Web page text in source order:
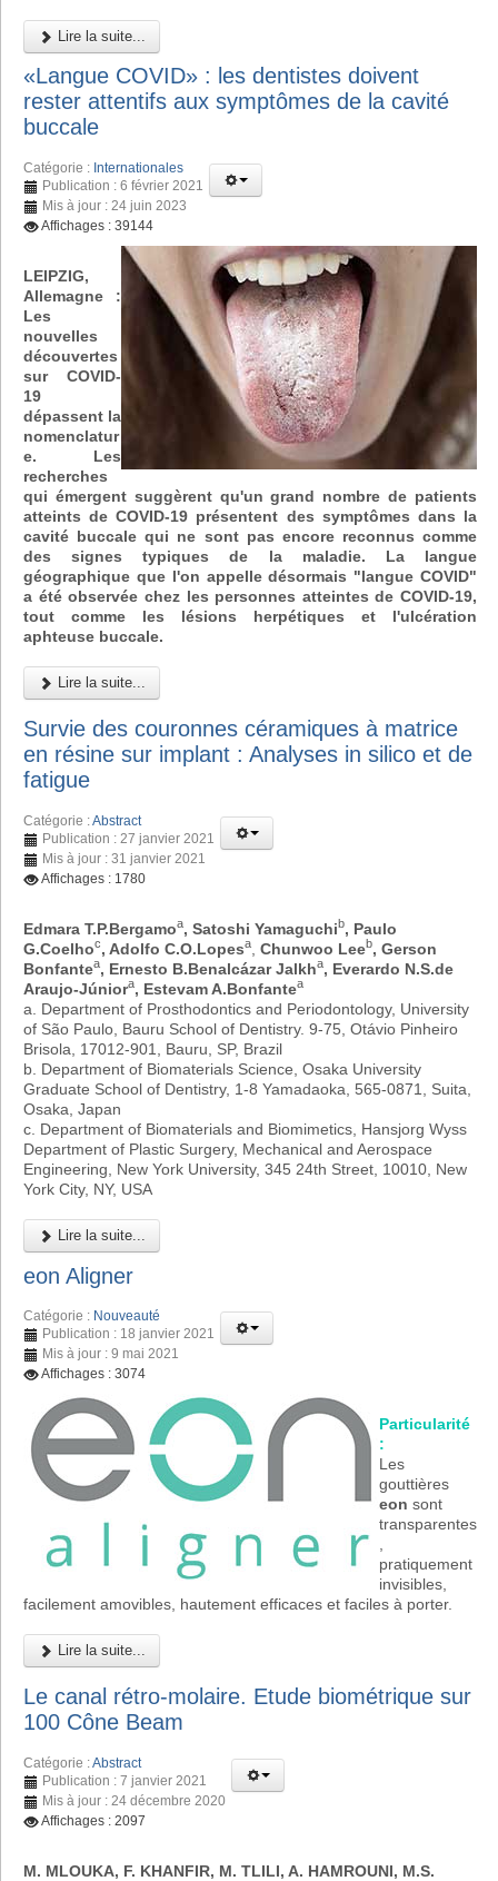
Lire la suite...
«Langue COVID» : les dentistes doivent
rester attentifs aux symptômes de la cavité
buccale
Catégorie : Internationales
Publication : 6 février 2021
Mis à jour : 24 juin 2023
Affichages : 39144
LEIPZIG,
Allemagne :
Les
nouvelles
découvertes
sur COVID-
19
dépassent la
nomenclatur
e. Les
recherches
qui émergent suggèrent qu'un grand nombre de patients
atteints de COVID-19 présentent des symptômes dans la
cavité buccale qui ne sont pas encore reconnus comme
des signes typiques de la maladie. La langue
géographique que l'on appelle désormais "langue COVID"
a été observée chez les personnes atteintes de COVID-19,
tout comme les lésions herpétiques et l'ulcération
aphteuse buccale.
Lire la suite...
Survie des couronnes céramiques à matrice
en résine sur implant : Analyses in silico et de
fatigue
Catégorie :Abstract
Publication : 27 janvier 2021
Mis à jour : 31 janvier 2021
Affichages : 1780
Edmara T.P.Bergamoa, Satoshi Yamaguchib, Paulo
G.Coelhoc, Adolfo C.O.Lopesa Chunwoo Leeb, Gerson
Bonfantea, Ernesto B.Benalcázar Jalkha, Everardo N.S.de
Araujo-Júniora, Estevam A.Bonfantea
a. Department of Prosthodontics and Periodontology, University
of São Paulo, Bauru School of Dentistry. 9-75, Otávio Pinheiro
Brisola, 17012-901, Bauru, SP, Brazil
b. Department of Biomaterials Science, Osaka University
Graduate School of Dentistry, 1-8 Yamadaoka, 565-0871, Suita,
Osaka, Japan
c. Department of Biomaterials and Biomimetics, Hansjorg Wyss
Department of Plastic Surgery, Mechanical and Aerospace
Engineering, New York University, 345 24th Street, 10010, New
York City, NY, USA
Lire la suite...
eon Aligner
Catégorie : Nouveauté
Publication : 18 janvier 2021
Mis à jour : 9 mai 2021
Affichages : 3074
Particularité
:
Les
gouttières
eon sont
transparentes
,
pratiquement
invisibles,
facilement amovibles, hautement efficaces et faciles à porter.
Lire la suite...
Le canal rétro-molaire. Etude biométrique sur
100 Cône Beam
Catégorie :Abstract
Publication : 7 janvier 2021
Mis à jour : 24 décembre 2020
Affichages : 2097
M. MLOUKA, F. KHANFIR, M. TLILI, A. HAMROUNI, M.S.